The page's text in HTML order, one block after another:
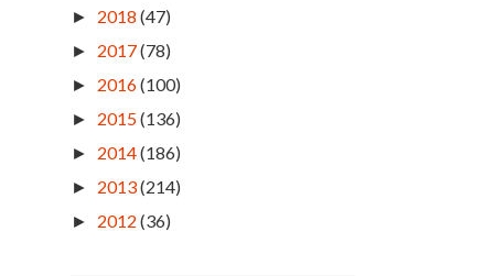
► 2018 (47)
► 2017(78)
► 2016(100)
► 2015(136)
► 2014(186)
► 2013(214)
► 2012 (36)